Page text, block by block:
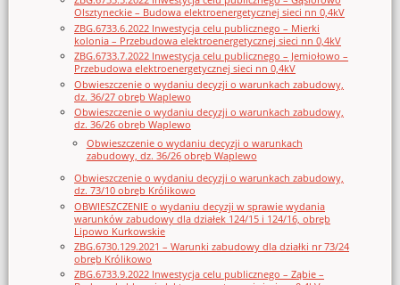
Olsztyneckie – Budowa elektroenergetycznej sieci nn 0,4kV
ZBG.6733.6.2022 Inwestycja celu publicznego – Mierki
kolonia – Przebudowa elektroenergetycznej sieci nn 0,4kV
ZBG.6733.7.2022 Inwestycja celu publicznego – Jemiołowo –
Przebudowa elektroenergetycznej sieci nn 0,4kV
Obwieszczenie o wydaniu decyzji o warunkach zabudowy,
dz. 36/27 obręb Waplewo
Obwieszczenie o wydaniu decyzji o warunkach zabudowy,
dz. 36/26 obręb Waplewo
Obwieszczenie o wydaniu decyzji o warunkach
zabudowy, dz. 36/26 obręb Waplewo
Obwieszczenie o wydaniu decyzji o warunkach zabudowy,
dz. 73/10 obręb Królikowo
OBWIESZCZENIE o wydaniu decyzji w sprawie wydania
warunków zabudowy dla działek 124/15 i 124/16, obręb
Lipowo Kurkowskie
ZBG.6730.129.2021 – Warunki zabudowy dla działki nr 73/24
obręb Królikowo
ZBG.6733.9.2022 Inwestycja celu publicznego – Ząbie –